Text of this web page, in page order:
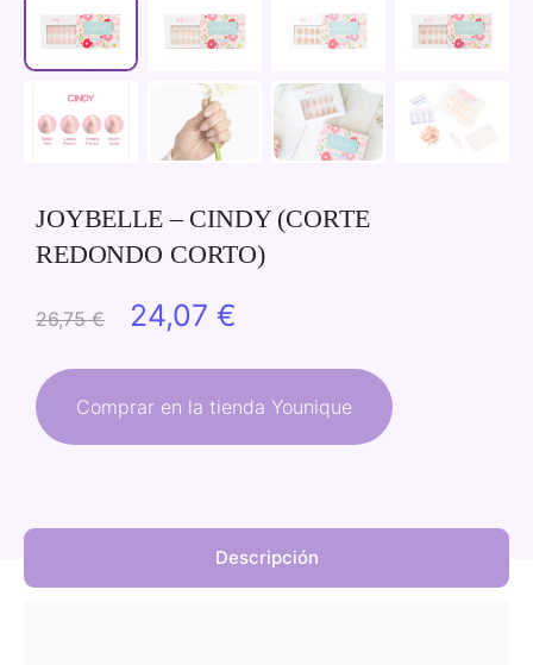
JOYBELLE – CINDY (CORTE
REDONDO CORTO)
26,75€
El
original
24,07 €
actual
Comprar en la tienda Younique
Descripción